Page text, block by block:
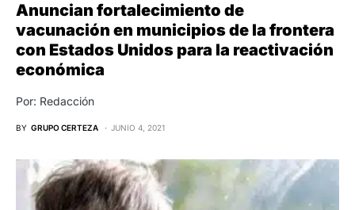
Anuncian fortalecimiento de
vacunación en municipios de la frontera
con Estados Unidos para la reactivación
económica
Por: Redacción
BY GRUPO CERTEZA JUNIO 4, 2021